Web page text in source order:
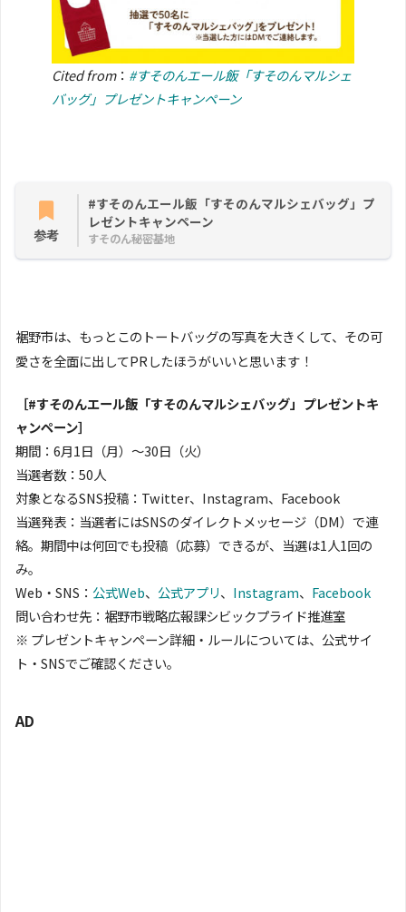
Cited from： #すそのんエール飯「すそのんマルシェ
バッグ」プレゼントキャンペーン
参考
#すそのんエール飯「すそのんマルシェバッグ」プ
レゼントキャンペーン
すそのん秘密基地
裾野市は、もっとこのトートバッグの写真を大きくして、その可
愛さを全面に出してPRしたほうがいいと思います！
［#すそのんエール飯「すそのんマルシェバッグ」プレゼントキ
ャンペーン］
期間：6月1日（月）〜30日（火）
当選者数：50人
対象となるSNS投稿：Twitter、Instagram、Facebook
当選発表：当選者にはSNSのダイレクトメッセージ（DM）で連
絡。期間中は何回でも投稿（応募）できるが、当選は1人1回の
み。
Web・SNS： 公式Web、 公式アプリ、 Instagram、 Facebook
問い合わせ先：裾野市戦略広報課シビックプライド推進室
※ プレゼントキャンペーン詳細・ルールについては、公式サイ
ト・SNSでご確認ください。
AD